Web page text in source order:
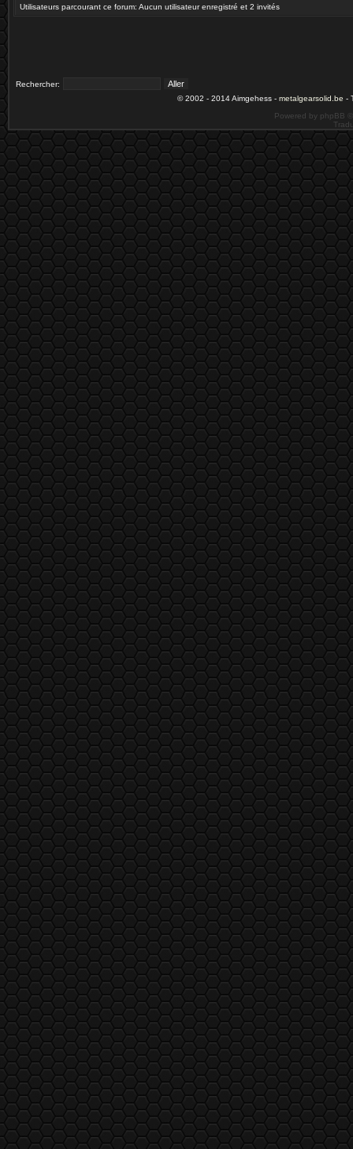
Utilisateurs parcourant ce forum: Aucun utilisateur enregistré et 2 invités
Rechercher:
© 2002 - 2014 Aimgehess - metalgearsolid.be -
Powered by phpBB